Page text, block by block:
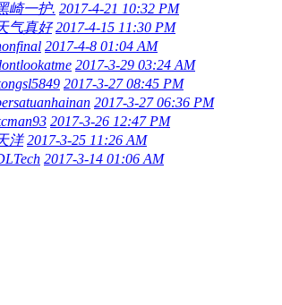
崎一护. 2017-4-21 10:32 PM
气真好 2017-4-15 11:30 PM
2017-4-8 01:04 AM
2017-3-29 03:24 AM
2017-3-27 08:45 PM
2017-3-27 06:36 PM
2017-3-26 12:47 PM
洋 2017-3-25 11:26 AM
2017-3-14 01:06 AM